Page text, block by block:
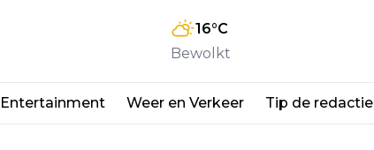
16°C
Bewolkt
Entertainment Weer en Verkeer Tip de redactie